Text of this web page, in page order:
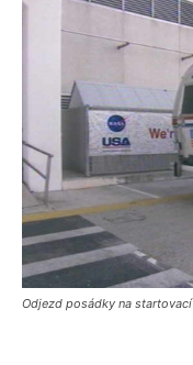
Odjezd posádky na